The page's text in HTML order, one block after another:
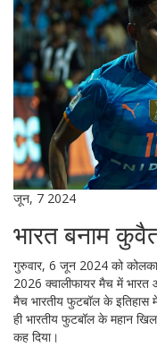
जून, 7 2024
भारत बनाम
गुरुवार, 6 जून 2024 को
2026 क्वालीफायर मैच में
मैच भारतीय फुटबॉल के
ही भारतीय फुटबॉल के महान
कह दिया।